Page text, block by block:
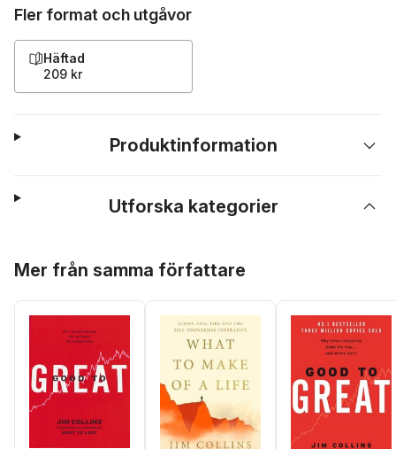
Fler format och utgåvor
Häftad
209 kr
Produktinformation
Utforska kategorier
Mer från samma författare